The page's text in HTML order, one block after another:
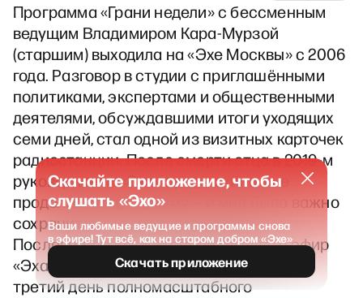
Программа «Грани недели» с бессменным
ведущим Владимиром Кара-Мурзой
(старшим) выходила на «Эхе Москвы» с 2006
года. Разговор в студии с приглашёнными
политиками, экспертами и общественными
деятелями, обсуждавшими итоги уходящих
семи дней, стал одной из визитных карточек
радиостанции. После смерти отца в 2019-м
руководители «Эха» предложили мне
продолжить программу — и мне было важно
сохранить её привычный формат.
Последний выпуск «Граней» вышел в эфир
«Эха Москвы» 26 февраля 2022 года, на
третий день полномасштабного
Скачайте приложение, чтобы
слушать «Эхо»
Ваши любимые ведущие и программы снова
в эфире! Тут всё, как на старом добром «Эхе»
Скачать приложение